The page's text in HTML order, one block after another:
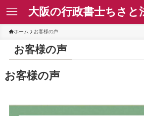
大阪の行政書士ちさと
ホーム お客様の声
お客様の声
お客様の声